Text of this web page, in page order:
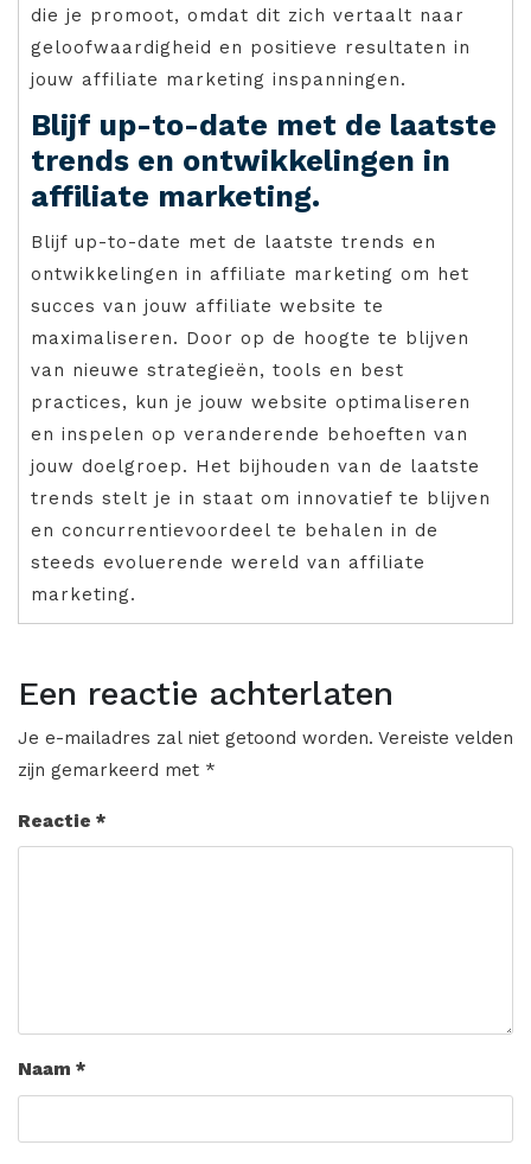
die je promoot, omdat dit zich vertaalt naar
geloofwaardigheid en positieve resultaten in
jouw affiliate marketing inspanningen.
Blijf up-to-date met de laatste
trends en ontwikkelingen in
affiliate marketing.
Blijf up-to-date met de laatste trends en
ontwikkelingen in affiliate marketing om het
succes van jouw affiliate website te
maximaliseren. Door op de hoogte te blijven
van nieuwe strategieën, tools en best
practices, kun je jouw website optimaliseren
en inspelen op veranderende behoeften van
jouw doelgroep. Het bijhouden van de laatste
trends stelt je in staat om innovatief te blijven
en concurrentievoordeel te behalen in de
steeds evoluerende wereld van affiliate
marketing.
Een reactie achterlaten
Je e-mailadres zal niet getoond worden. Vereiste velden
zijn gemarkeerd met *
Reactie *
Naam *